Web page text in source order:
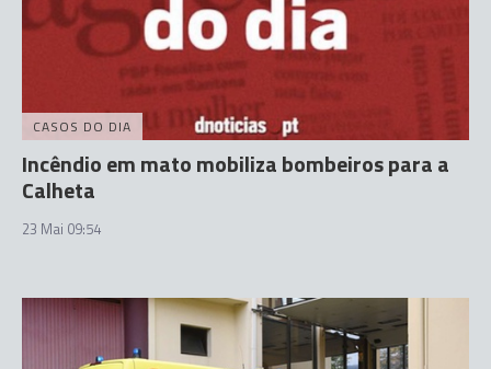
CASOS DO DIA
Incêndio em mato mobiliza bombeiros para a
Calheta
23 Mai 09:54